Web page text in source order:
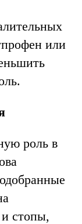
или
роль в
стопы,